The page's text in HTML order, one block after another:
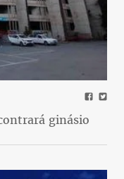
ginásio